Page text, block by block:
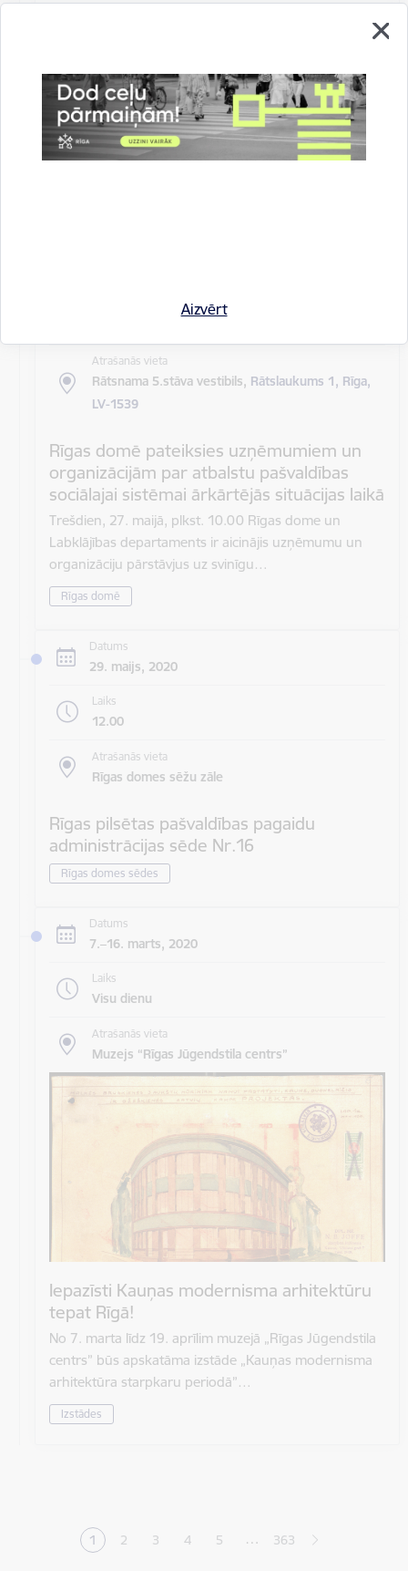
Aizvērt
Rīgas pilsētas pagaidu administrācijas
14.sēde (ārkārtas)
Sēdes darba kārtība: Grozījumi Rīgas domes 2016.
gada 19. aprīļa saistošajos noteikumos Nr. 198 "Par
Atrašanās vieta
Rātsnama 5.stāva vestibils, Rātslaukums 1, Rīga,
LV-1539
Rīgas domē pateiksies uzņēmumiem un
organizācijām par atbalstu pašvaldības
sociālajai sistēmai ārkārtējās situācijas laikā
Trešdien, 27. maijā, plkst. 10.00 Rīgas dome un
Labklājības departaments ir aicinājis uzņēmumu un
organizāciju pārstāvjus uz svinīgu…
Rīgas domē
Datums
29. maijs, 2020
Laiks
12.00
Atrašanās vieta
Rīgas domes sēžu zāle
Rīgas pilsētas pašvaldības pagaidu
administrācijas sēde Nr.16
Rīgas domes sēdes
Datums
7.–16. marts, 2020
Laiks
Visu dienu
Atrašanās vieta
Muzejs “Rīgas Jūgendstila centrs”
Iepazīsti Kauņas modernisma arhitektūru
tepat Rīgā!
No 7. marta līdz 19. aprīlim muzejā „Rīgas Jūgendstila
centrs” būs apskatāma izstāde „Kauņas modernisma
arhitektūra starpkaru periodā”…
Izstādes
Pašreizējā lapa
1 Lapa
2 Lapa
3 Lapa
4 Lapa
5 … 363